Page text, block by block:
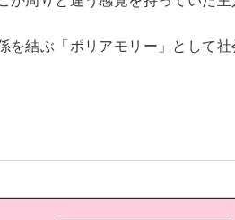
を結ぶ「ポリアモリー」として